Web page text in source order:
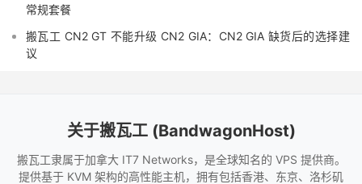
常规套餐
搬瓦工 CN2 GT 不能升级 CN2 GIA：CN2 GIA 缺货后的选择建
议
关于搬瓦工 (BandwagonHost)
搬瓦工隶属于加拿大 IT7 Networks，是全球知名的 VPS 提供商。
提供基于 KVM 架构的高性能主机，拥有包括香港、东京、洛杉矶